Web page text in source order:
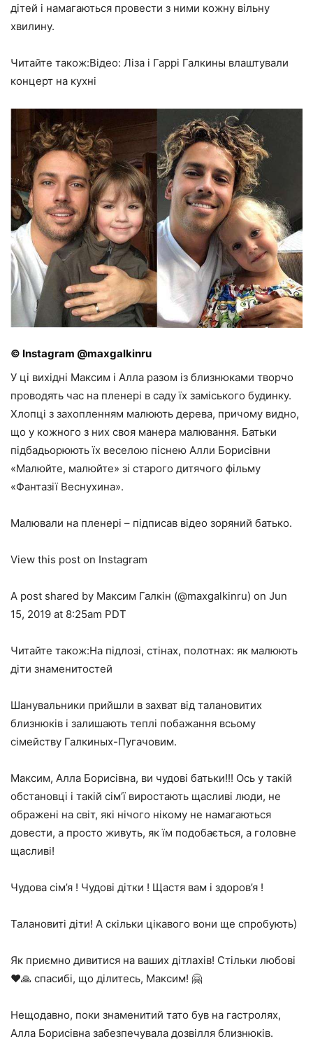
дітей і намагаються провести з ними кожну вільну
хвилину.
Читайте також:Відео: Ліза і Гаррі Галкины влаштували
концерт на кухні
© Instagram @maxgalkinru
У ці вихідні Максим і Алла разом із близнюками творчо
проводять час на пленері в саду їх заміського будинку.
Хлопці з захопленням малюють дерева, причому видно,
що у кожного з них своя манера малювання. Батьки
підбадьорюють їх веселою піснею Алли Борисівни
«Малюйте, малюйте» зі старого дитячого фільму
«Фантазії Веснухина».
Малювали на пленері – підписав відео зоряний батько.
View this post on Instagram
A post shared by Максим Галкін (@maxgalkinru) on Jun
15, 2019 at 8:25am PDT
Читайте також:На підлозі, стінах, полотнах: як малюють
діти знаменитостей
Шанувальники прийшли в захват від талановитих
близнюків і залишають теплі побажання всьому
сімейству Галкиных-Пугачовим.
Максим, Алла Борисівна, ви чудові батьки!!! Ось у такій
обстановці і такій сім’ї виростають щасливі люди, не
ображені на світ, які нічого нікому не намагаються
довести, а просто живуть, як їм подобається, а головне
щасливі!
Чудова сім’я ! Чудові дітки ! Щастя вам і здоров’я !
Талановиті діти! А скільки цікавого вони ще спробують)
Як приємно дивитися на ваших дітлахів! Стільки любові
♥️🙏 спасибі, що ділитесь, Максим! 🤗
Нещодавно, поки знаменитий тато був на гастролях,
Алла Борисівна забезпечувала дозвілля близнюків.